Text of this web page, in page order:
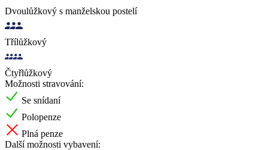
Dvoulůžkový s manželskou postelí
Třílůžkový
Čtyřlůžkový
Možnosti stravování:
Se snídaní
Polopenze
Plná penze
Další možnosti vybavení: